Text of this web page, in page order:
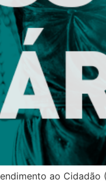
ao Cidadão